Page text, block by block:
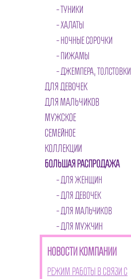
ТУНИКИ
ХАЛАТЫ
НОЧНЫЕ СОРОЧКИ
ПИЖАМЫ
ДЖЕМПЕРА, ТОЛСТОВКИ
ДЛЯ ДЕВОЧЕК
ДЛЯ МАЛЬЧИКОВ
МУЖСКОЕ
СЕМЕЙНОЕ
КОЛЛЕКЦИИ
БОЛЬШАЯ РАСПРОДАЖА
ДЛЯ ЖЕНЩИН
ДЛЯ ДЕВОЧЕК
ДЛЯ МАЛЬЧИКОВ
ДЛЯ МУЖЧИН
НОВОСТИ КОМПАНИИ
Режим работы в связи с